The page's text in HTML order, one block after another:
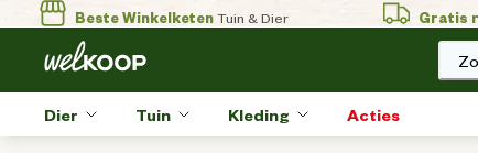
Beste WinkelketenTuin & Dier Gratis
Dier Tuin Kleding Acties